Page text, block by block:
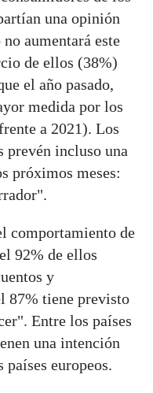
una opinión
aumentará este
de ellos (38%)
el año pasado,
medida por los
a 2021). Los
prevén incluso una
próximos meses:
comportamiento de
92% de ellos
y
87% tiene previsto
Entre los países
una intención
europeos.